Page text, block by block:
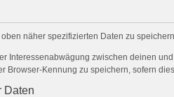
näher spezifizierten Daten zu
Interessenabwägung zwischen deinen
Browser-Kennung zu speichern, sofern
Daten